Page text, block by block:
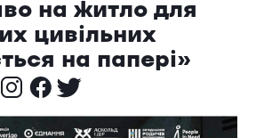
на житло для
цивільних
на папері»